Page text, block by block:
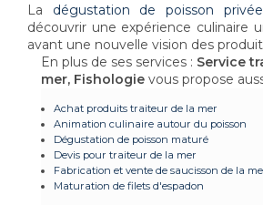
La dégustation de poisson
découvrir une expérience culinaire
avant une nouvelle vision des
En plus de ses services : Service
mer, Fishologie vous propose
Achat produits traiteur de la mer
Animation culinaire autour du poisson
Dégustation de poisson maturé
Devis pour traiteur de la mer
Fabrication et vente de saucisson de la
Maturation de filets d'espadon